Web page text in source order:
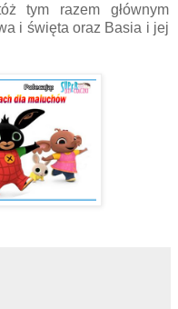
tym razem głównym
i święta oraz Basia i jej